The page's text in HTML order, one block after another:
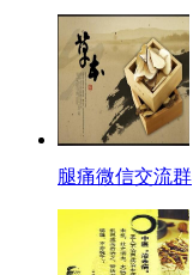
腿痛微信交流群